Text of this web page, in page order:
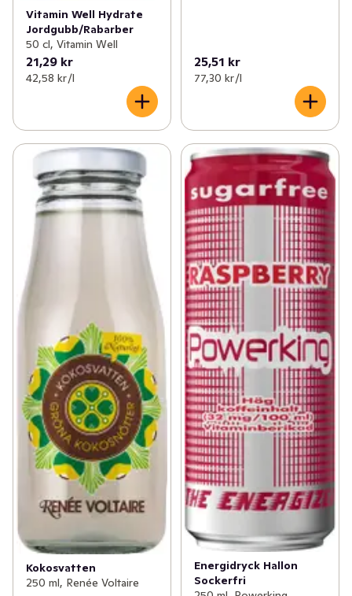
Vitamin Well Hydrate
Jordgubb/Rabarber
50 cl, Vitamin Well
21,29 kr
42,58 kr /l
25,51 kr
77,30 kr /l
Kokosvatten
250 ml, Renée Voltaire
Energidryck Hallon
Sockerfri